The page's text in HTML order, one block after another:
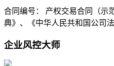
合同编号： 产权交易合同（示
典》、《中华人民共和国公司
企业风控大师